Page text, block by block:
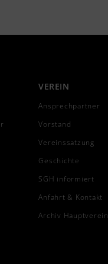
VEREIN
Ansprechpartner
Vorstand
Vereinssatzung
Geschichte
SGH informiert
Anfahrt & Kontakt
Archiv Hauptverein